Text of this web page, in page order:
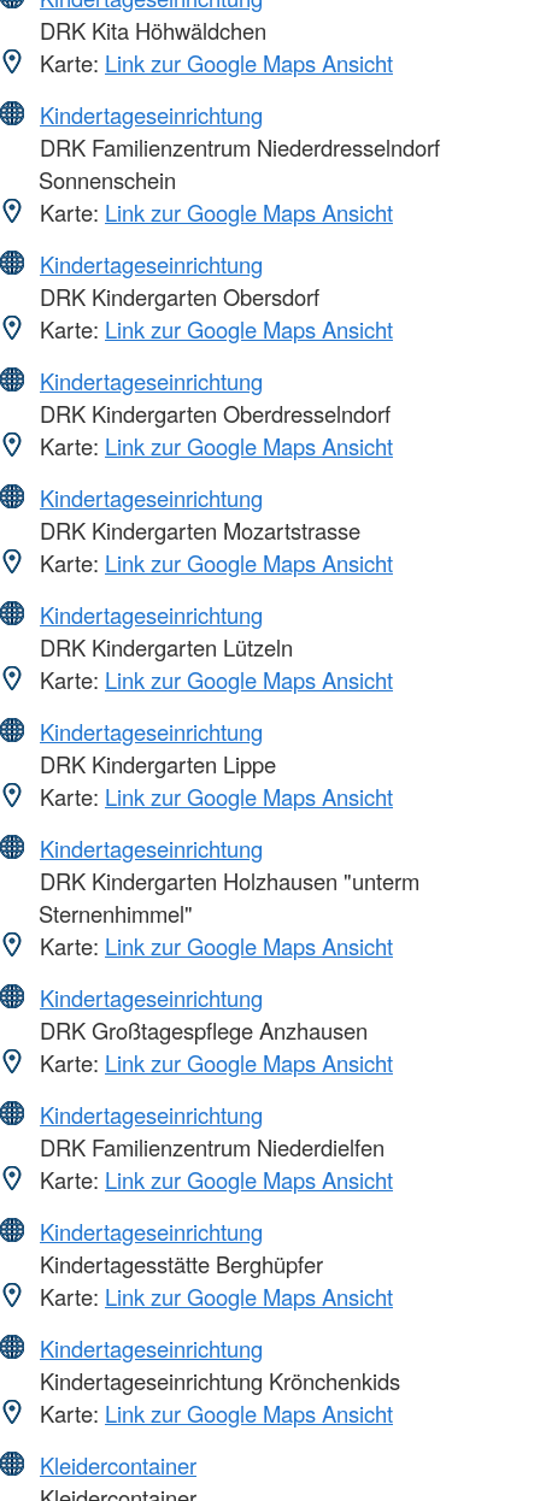
DRK Kita Höhwäldchen
Karte: Link zur Google Maps Ansicht
Kindertageseinrichtung
DRK Familienzentrum Niederdresselndorf
Sonnenschein
Karte: Link zur Google Maps Ansicht
Kindertageseinrichtung
DRK Kindergarten Obersdorf
Karte: Link zur Google Maps Ansicht
Kindertageseinrichtung
DRK Kindergarten Oberdresselndorf
Karte: Link zur Google Maps Ansicht
Kindertageseinrichtung
DRK Kindergarten Mozartstrasse
Karte: Link zur Google Maps Ansicht
Kindertageseinrichtung
DRK Kindergarten Lützeln
Karte: Link zur Google Maps Ansicht
Kindertageseinrichtung
DRK Kindergarten Lippe
Karte: Link zur Google Maps Ansicht
Kindertageseinrichtung
DRK Kindergarten Holzhausen "unterm
Sternenhimmel"
Karte: Link zur Google Maps Ansicht
Kindertageseinrichtung
DRK Großtagespflege Anzhausen
Karte: Link zur Google Maps Ansicht
Kindertageseinrichtung
DRK Familienzentrum Niederdielfen
Karte: Link zur Google Maps Ansicht
Kindertageseinrichtung
Kindertagesstätte Berghüpfer
Karte: Link zur Google Maps Ansicht
Kindertageseinrichtung
Kindertageseinrichtung Krönchenkids
Karte: Link zur Google Maps Ansicht
Kleidercontainer